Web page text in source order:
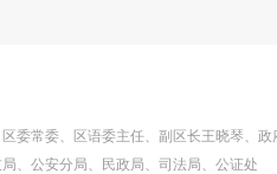
委常委、区语委主任、副区长王晓琴、
、公安分局、民政局、司法局、公证处